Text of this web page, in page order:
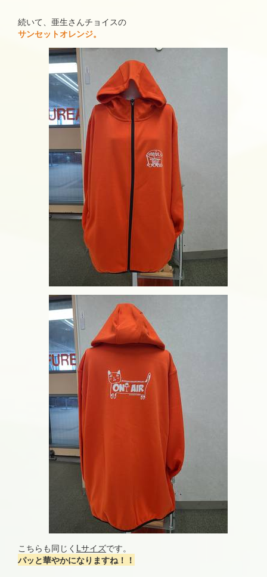
続いて、亜生さんチョイスの
サンセットオレンジ。
こちらも同じく Lサイズです。
パッと華やかになりますね！！